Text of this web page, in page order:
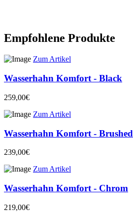
Empfohlene Produkte
Zum Artikel
Wasserhahn Komfort - Black
259,00€
Zum Artikel
Wasserhahn Komfort - Brushed
239,00€
Zum Artikel
Wasserhahn Komfort - Chrom
219,00€